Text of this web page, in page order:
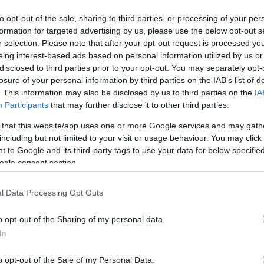
opt-out of the sale, sharing to third parties, or processing of your
for targeted advertising by us, please use the below opt-out
selection. Please note that after your opt-out request is processed
interest-based ads based on personal information utilized by us
to third parties prior to your opt-out. You may separately
of your personal information by third parties on the IAB’s list of
This information may also be disclosed by us to third parties on the
Participants that may further disclose it to other third parties.
that this website/app uses one or more Google services and may
but not limited to your visit or usage behaviour. You may
to Google and its third-party tags to use your data for below
consent section.
Data Processing Opt Outs
opt-out of the Sharing of my personal data.
opt-out of the Sale of my Personal Data.
alatt.
országszerte több mint 400
- írjaa Múzeumok Éjszakája
filmvetítések, interaktív események, workshopok,
is várnak mindenkit.
sok helyen gyorsan betelnek a szabad helyek.
regisztráltak az eseménysorozathoz
éjszaka alatt.
meg. A fővárosban ugyanakkor egységes
és kiállításai. A felnőtt karszalag 3000 Ft,
megvásárolhatók előzetesen online